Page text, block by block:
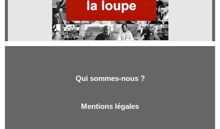
Qui sommes-nous ?
Mentions légales